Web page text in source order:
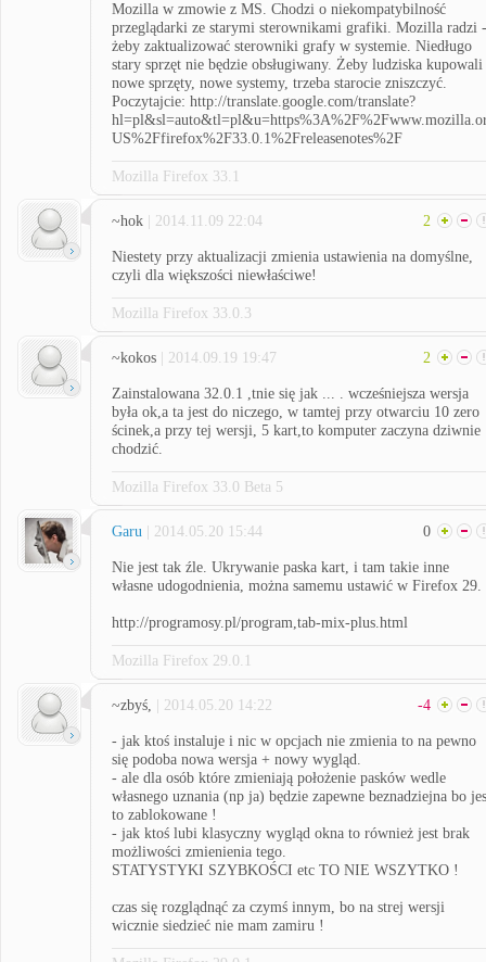
Mozilla w zmowie z MS. Chodzi o niekompatybilność
przeglądarki ze starymi sterownikami grafiki. Mozilla radzi -
żeby zaktualizować sterowniki grafy w systemie. Niedługo
stary sprzęt nie będzie obsługiwany. Żeby ludziska kupowali
nowe sprzęty, nowe systemy, trzeba starocie zniszczyć.
Poczytajcie: http://translate.google.com/translate?
US%2Ffirefox%2F33.0.1%2Freleasenotes%2F
Mozilla Firefox 33.1
~hok | 2014.11.09 22:04 2
Niestety przy aktualizacji zmienia ustawienia na domyślne,
czyli dla większości niewłaściwe!
Mozilla Firefox 33.0.3
~kokos | 2014.09.19 19:47 2
Zainstalowana 32.0.1 ,tnie się jak ... . wcześniejsza wersja
była ok,a ta jest do niczego, w tamtej przy otwarciu 10 zero
ścinek,a przy tej wersji, 5 kart,to komputer zaczyna dziwnie
chodzić.
Mozilla Firefox 33.0 Beta 5
Garu | 2014.05.20 15:44 0
Nie jest tak źle. Ukrywanie paska kart, i tam takie inne
własne udogodnienia, można samemu ustawić w Firefox 29.
http://programosy.pl/program,tab-mix-plus.html
Mozilla Firefox 29.0.1
~zbyś, | 2014.05.20 14:22 -4
- jak ktoś instaluje i nic w opcjach nie zmienia to na pewno
się podoba nowa wersja + nowy wygląd.
- ale dla osób które zmieniają położenie pasków wedle
własnego uznania (np ja) będzie zapewne beznadziejna bo
to zablokowane !
- jak ktoś lubi klasyczny wygląd okna to również jest brak
możliwości zmienienia tego.
STATYSTYKI SZYBKOŚCI etc TO NIE WSZYTKO !
czas się rozglądnąć za czymś innym, bo na strej wersji
wicznie siedzieć nie mam zamiru !